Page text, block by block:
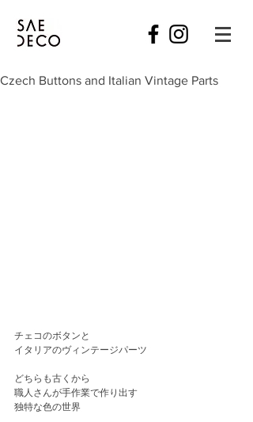
Czech Buttons and Italian Vintage Parts
チェコのボタンと
イタリアのヴィンテージパーツ
どちらも古くから
職人さんが手作業で作り出す
独特な色の世界